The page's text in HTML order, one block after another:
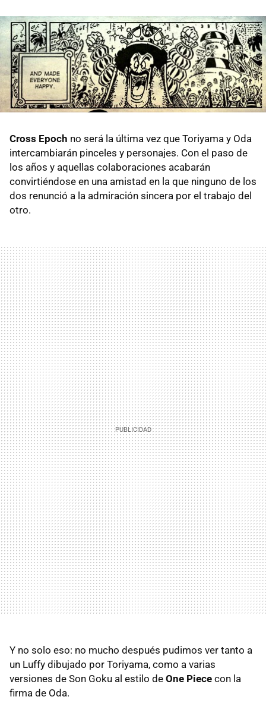
Cross Epoch no será la última vez que Toriyama y Oda
intercambiarán pinceles y personajes. Con el paso de
los años y aquellas colaboraciones acabarán
convirtiéndose en una amistad en la que ninguno de los
dos renunció a la admiración sincera por el trabajo del
otro.
Y no solo eso: no mucho después pudimos ver tanto a
un Luffy dibujado por Toriyama, como a varias
versiones de Son Goku al estilo de One Piece con la
firma de Oda.